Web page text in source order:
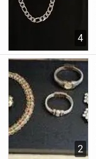
4
2